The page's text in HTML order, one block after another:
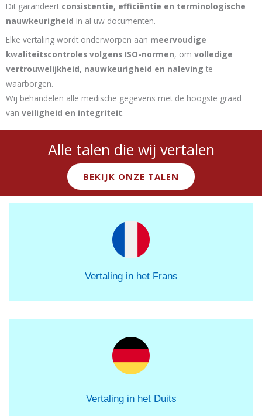
Dit garandeert consistentie, efficiëntie en terminologische
nauwkeurigheid in al uw documenten.
Elke vertaling wordt onderworpen aan meervoudige
kwaliteitscontroles volgens ISO-normen, om volledige
vertrouwelijkheid, nauwkeurigheid en naleving te
waarborgen.
Wij behandelen alle medische gegevens met de hoogste graad
van veiligheid en integriteit.
Alle talen die wij vertalen
BEKIJK ONZE TALEN
Vertaling in het Frans
Vertaling in het Duits